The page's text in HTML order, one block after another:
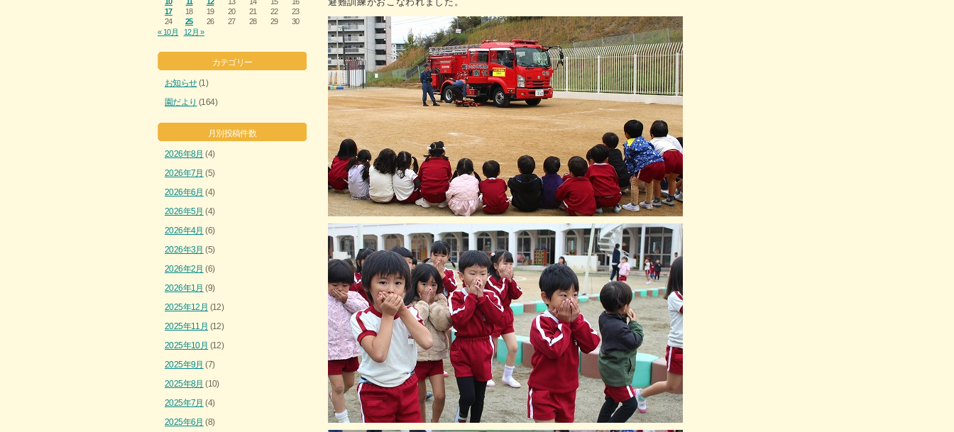
17
18 19 20 21 22
23
24
25 26 27 28 29
30
« 10月
12月 »
カテゴリー
お知らせ(1)
園だより (164)
月別投稿件数
2026年8月 (4)
2026年7月 (5)
2026年6月 (4)
2026年5月 (4)
2026年4月 (6)
2026年3月 (5)
2026年2月 (6)
2026年1月 (9)
2025年12月 (12)
2025年11月 (12)
2025年10月 (12)
2025年9月 (7)
2025年8月 (10)
2025年7月 (4)
2025年6月 (8)